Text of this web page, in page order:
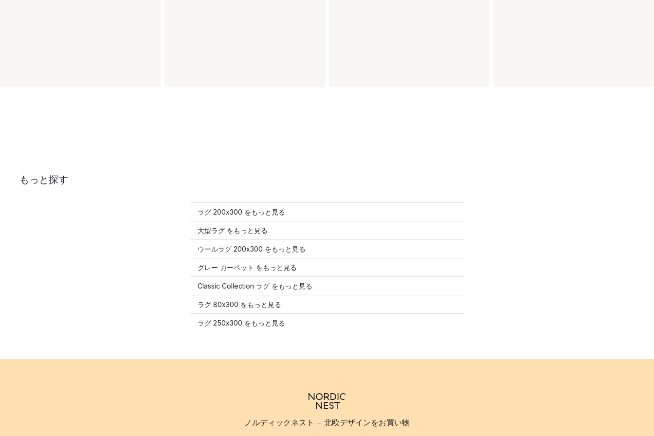
もっと探す
ラグ 200x300 をもっと見る
大型ラグ をもっと見る
ウールラグ 200x300 をもっと見る
グレー カーペット をもっと見る
Classic Collection ラグ をもっと見る
ラグ 80x300 をもっと見る
ラグ 250x300 をもっと見る
ノルディックネスト - 北欧デザインをお買い物